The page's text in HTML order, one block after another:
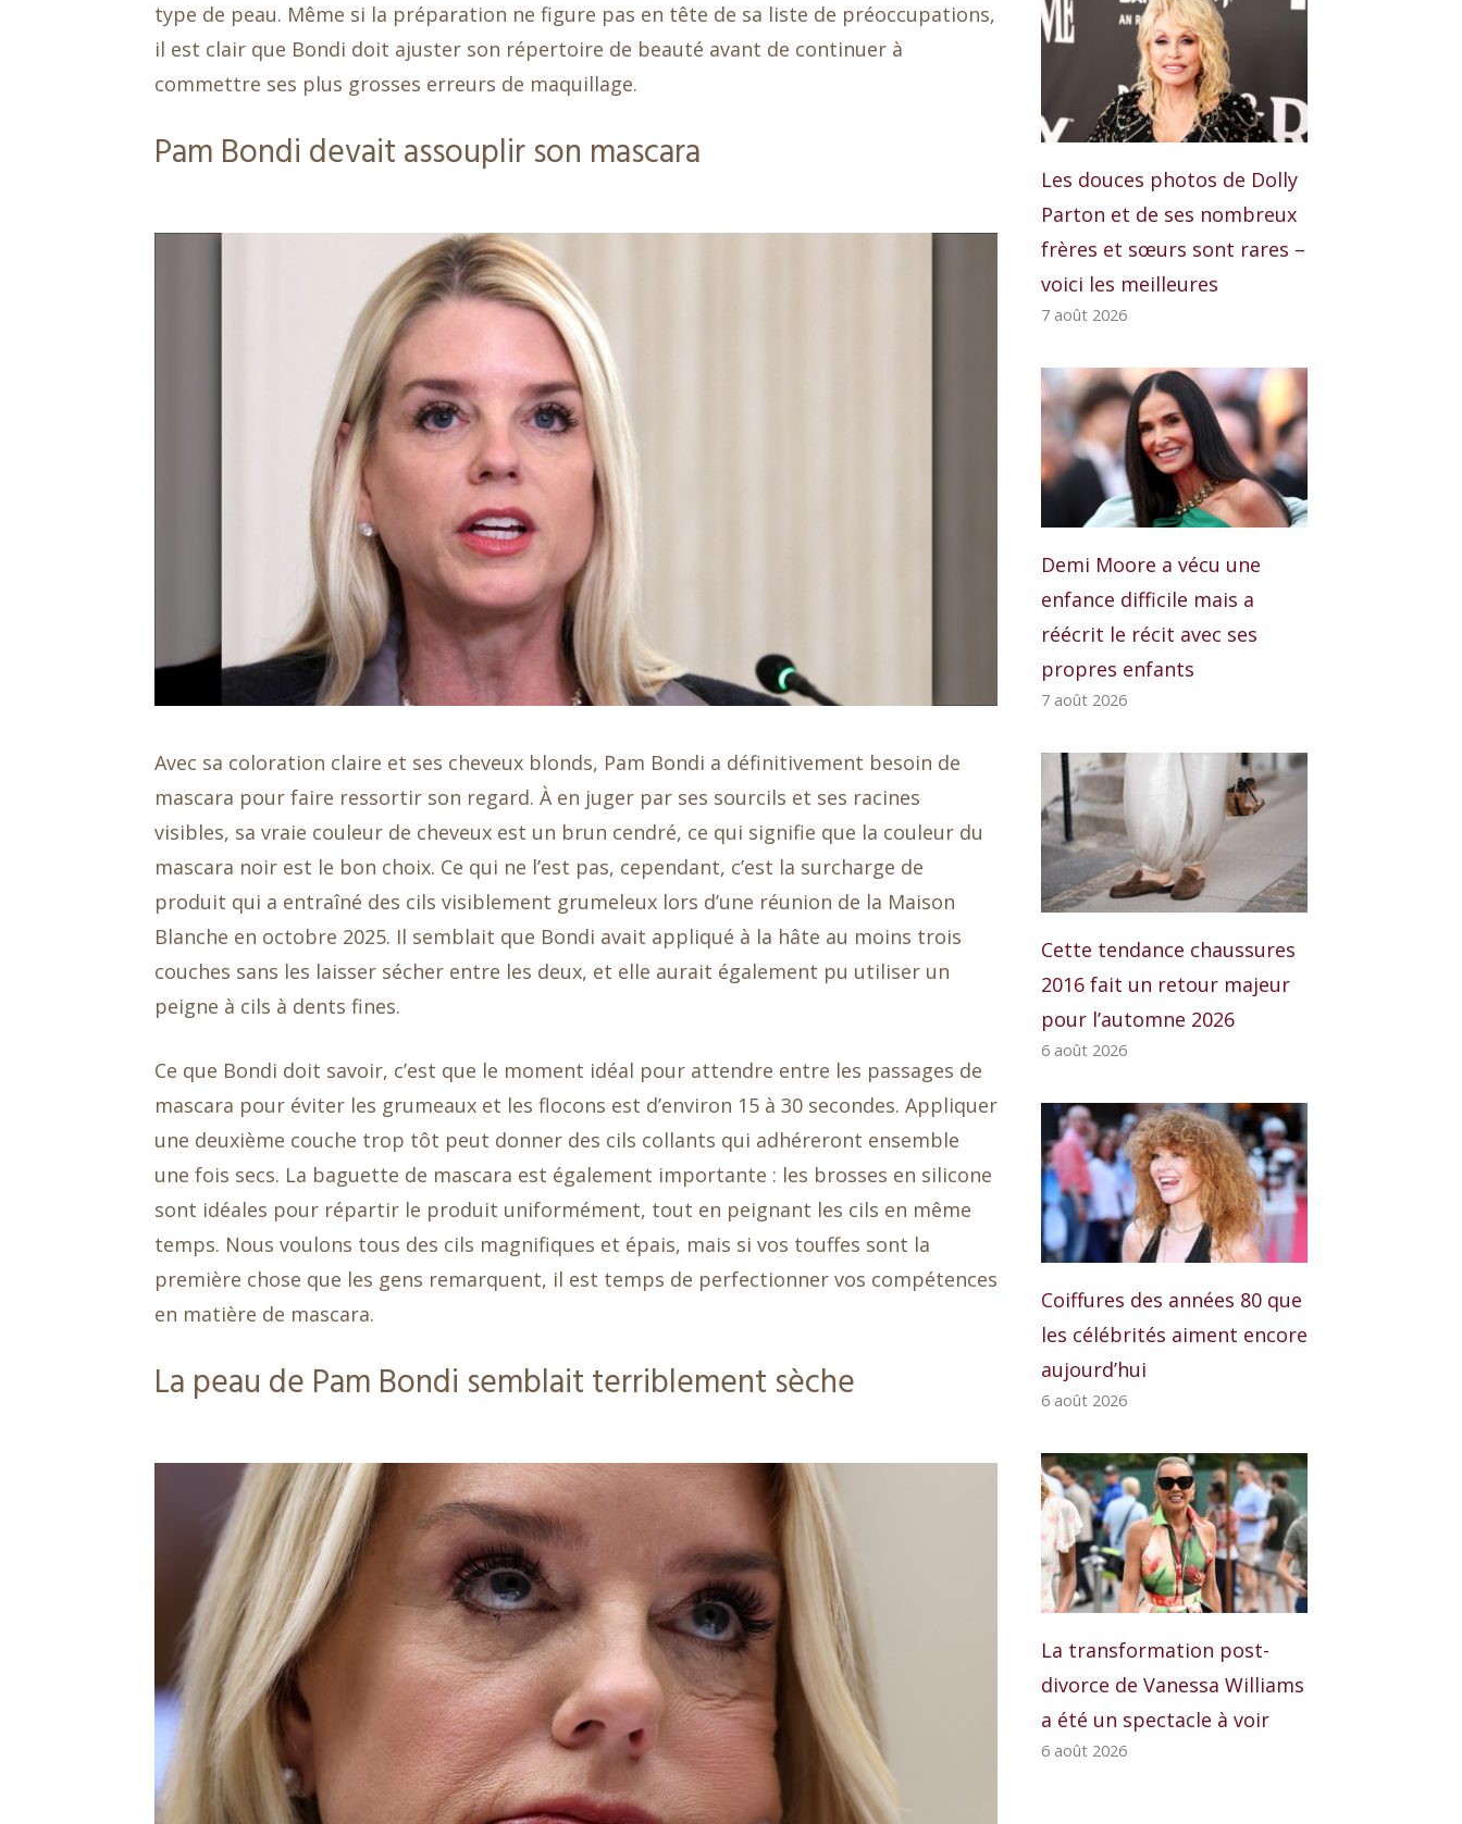
type de peau. Même si la préparation ne figure pas en tête de sa liste de préoccupations,
il est clair que Bondi doit ajuster son répertoire de beauté avant de continuer à
commettre ses plus grosses erreurs de maquillage.
Pam Bondi devait assouplir son mascara
Avec sa coloration claire et ses cheveux blonds, Pam Bondi a définitivement besoin de
mascara pour faire ressortir son regard. À en juger par ses sourcils et ses racines
visibles, sa vraie couleur de cheveux est un brun cendré, ce qui signifie que la couleur du
mascara noir est le bon choix. Ce qui ne l’est pas, cependant, c’est la surcharge de
produit qui a entraîné des cils visiblement grumeleux lors d’une réunion de la Maison
Blanche en octobre 2025. Il semblait que Bondi avait appliqué à la hâte au moins trois
couches sans les laisser sécher entre les deux, et elle aurait également pu utiliser un
peigne à cils à dents fines.
Ce que Bondi doit savoir, c’est que le moment idéal pour attendre entre les passages de
mascara pour éviter les grumeaux et les flocons est d’environ 15 à 30 secondes. Appliquer
une deuxième couche trop tôt peut donner des cils collants qui adhéreront ensemble
une fois secs. La baguette de mascara est également importante : les brosses en silicone
sont idéales pour répartir le produit uniformément, tout en peignant les cils en même
temps. Nous voulons tous des cils magnifiques et épais, mais si vos touffes sont la
première chose que les gens remarquent, il est temps de perfectionner vos compétences
en matière de mascara.
La peau de Pam Bondi semblait terriblement sèche
Les douces photos de Dolly
Parton et de ses nombreux
frères et sœurs sont rares –
voici les meilleures
7 août 2026
Demi Moore a vécu une
enfance difficile mais a
réécrit le récit avec ses
propres enfants
7 août 2026
Cette tendance chaussures
2016 fait un retour majeur
pour l’automne 2026
6 août 2026
Coiffures des années 80 que
les célébrités aiment encore
aujourd’hui
6 août 2026
La transformation post-
divorce de Vanessa Williams
a été un spectacle à voir
6 août 2026